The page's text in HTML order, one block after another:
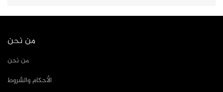
من نحن
من نحن
الأحكام والشروط